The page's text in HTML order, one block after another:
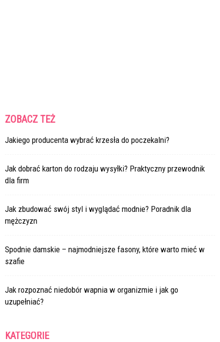
ZOBACZ TEŻ
Jakiego producenta wybrać krzesła do poczekalni?
Jak dobrać karton do rodzaju wysyłki? Praktyczny przewodnik
dla firm
Jak zbudować swój styl i wyglądać modnie? Poradnik dla
mężczyzn
Spodnie damskie – najmodniejsze fasony, które warto mieć w
szafie
Jak rozpoznać niedobór wapnia w organizmie i jak go
uzupełniać?
KATEGORIE